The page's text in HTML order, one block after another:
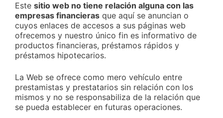
Este sitio web no tiene relación alguna con las
empresas financieras que aquí se anuncian o
cuyos enlaces de accesos a sus páginas web
ofrecemos y nuestro único fin es informativo de
productos financieras, préstamos rápidos y
préstamos hipotecarios.
La Web se ofrece como mero vehículo entre
prestamistas y prestatarios sin relación con los
mismos y no se responsabiliza de la relación que
se pueda establecer en futuras operaciones.